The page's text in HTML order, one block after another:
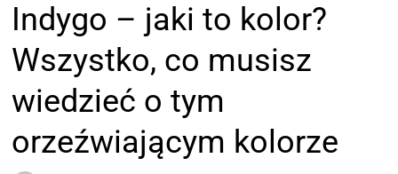
Indygo – jaki to kolor?
Wszystko, co musisz
wiedzieć o tym
orzeźwiającym kolorze